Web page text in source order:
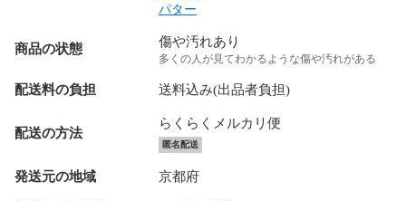
パター
商品の状態 傷や汚れあり
多くの人が見てわかるような傷や汚れがある
配送料の負担 送料込み(出品者負担)
配送の方法
らくらくメルカリ便
匿名配送
発送元の地域 京都府